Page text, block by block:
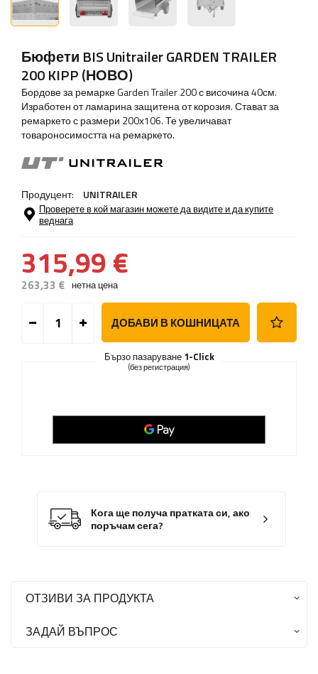
Бюфети BIS Unitrailer GARDEN TRAILER
200 KIPP (НОВО)
Бордове за ремарке Garden Trailer 200 с височина 40см.
Изработен от ламарина защитена от корозия. Стават за
ремаркето с размери 200х106. Те увеличават
товароносимостта на ремаркето.
Продуцент: UNITRAILER
Проверете в кой магазин можете да видите и да купите
веднага
315,99 €
263,33 € нетна цена
ДОБАВИ В КОШНИЦАТА
Бързо пазаруване 1-Click
(без регистрация)
Кога ще получа пратката си, ако
поръчам сега?
ОТЗИВИ ЗА ПРОДУКТА
ЗАДАЙ ВЪПРОС